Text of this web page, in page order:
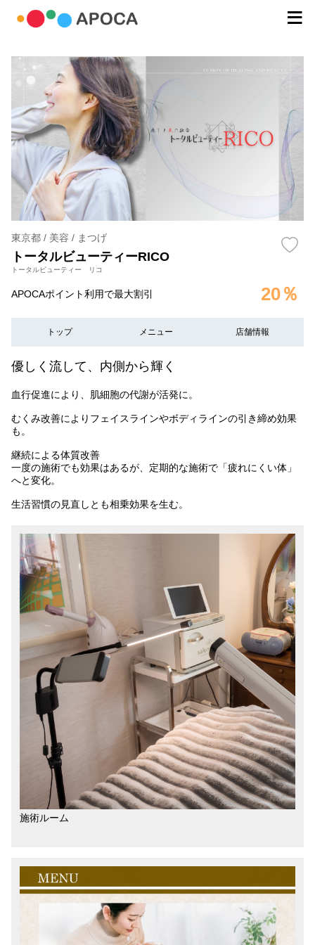
東京都 / 美容 / まつげ
トータルビューティーRICO
トータルビューティー リコ
APOCAポイント利用で最大割引 20％
トップ メニュー 店舗情報
優しく流して、内側から輝く
血行促進により、肌細胞の代謝が活発に。
むくみ改善によりフェイスラインやボディラインの引き締め効果
も。
継続による体質改善
一度の施術でも効果はあるが、定期的な施術で「疲れにくい体」
へと変化。
生活習慣の見直しとも相乗効果を生む。
施術ルーム